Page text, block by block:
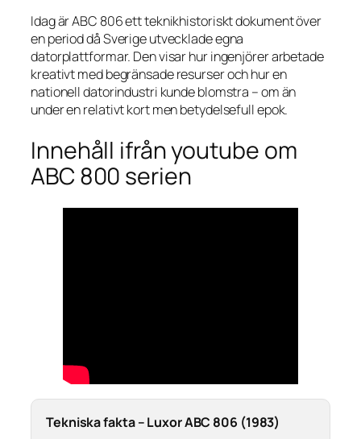
Idag är ABC 806 ett teknikhistoriskt dokument över
en period då Sverige utvecklade egna
datorplattformar. Den visar hur ingenjörer arbetade
kreativt med begränsade resurser och hur en
nationell datorindustri kunde blomstra – om än
under en relativt kort men betydelsefull epok.
Innehåll ifrån youtube om
ABC 800 serien
Tekniska fakta – Luxor ABC 806 (1983)